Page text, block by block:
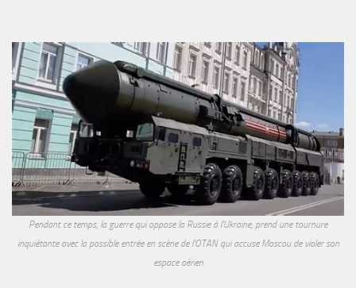
Pendant ce temps, la guerre qui oppose la Russie à l'Ukraine, prend une tournure
inquiétante avec la possible entrée en scène de l'OTAN qui accuse Moscou de violer son
espace aérien